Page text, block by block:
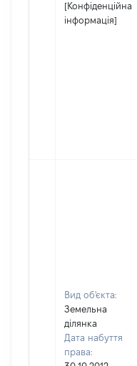
[Конфіденційна
інформація]
Вид об'єкта:
Земельна
ділянка
Дата набуття
права: